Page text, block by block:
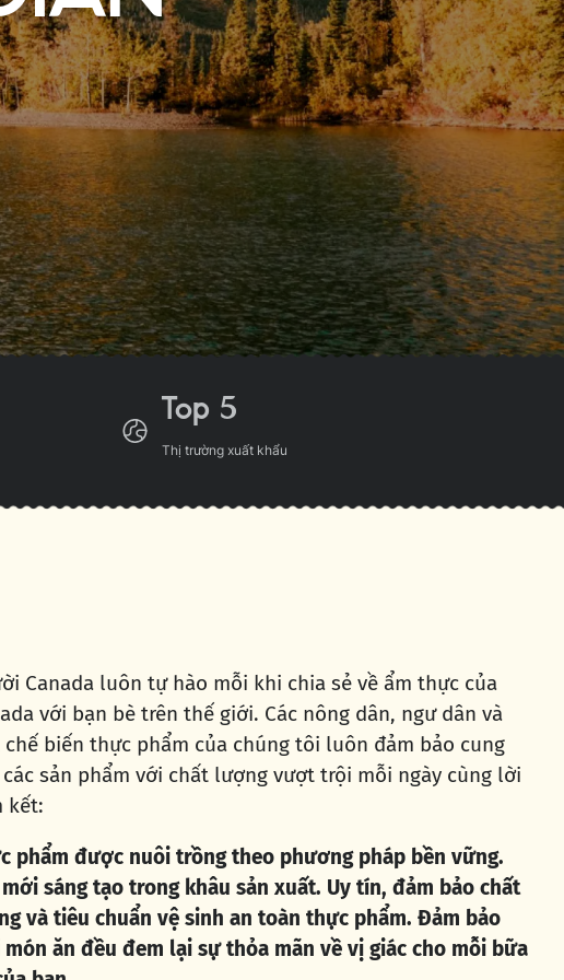
Top 5
Thị trường xuất khẩu
Canada luôn tự hào mỗi khi chia sẻ về ẩm thực của
với bạn bè trên thế giới. Các nông dân, ngư dân và
chế biến thực phẩm của chúng tôi luôn đảm bảo cung
các sản phẩm với chất lượng vượt trội mỗi ngày cùng lời
kết:
phẩm được nuôi trồng theo phương pháp bền vững.
sáng tạo trong khâu sản xuất. Uy tín, đảm bảo chất
và tiêu chuẩn vệ sinh an toàn thực phẩm. Đảm bảo
món ăn đều đem lại sự thỏa mãn về vị giác cho mỗi bữa